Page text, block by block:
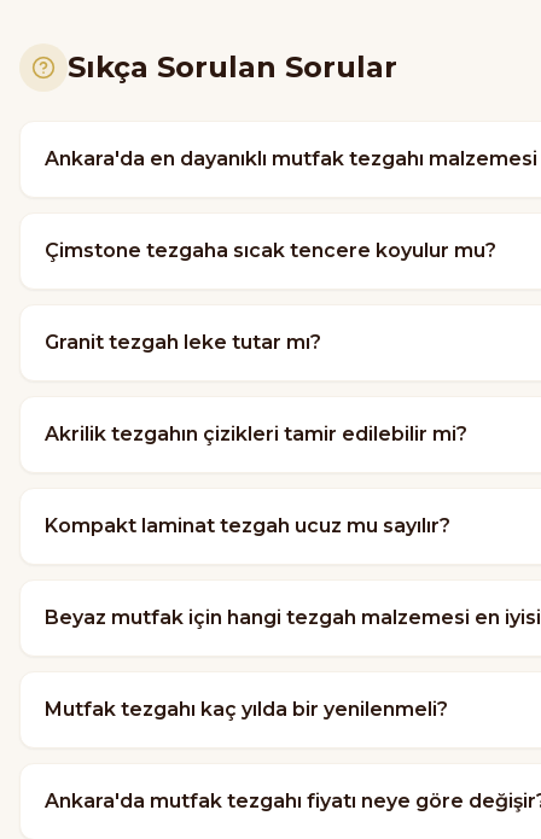
Sıkça Sorulan Sorular
Ankara'da en dayanıklı mutfak tezgahı
Çimstone tezgaha sıcak tencere koyulur mu?
Granit tezgah leke tutar mı?
Akrilik tezgahın çizikleri tamir edilebilir mi?
Kompakt laminat tezgah ucuz mu sayılır?
Beyaz mutfak için hangi tezgah malzemesi en
Mutfak tezgahı kaç yılda bir yenilenmeli?
Ankara'da mutfak tezgahı fiyatı neye göre